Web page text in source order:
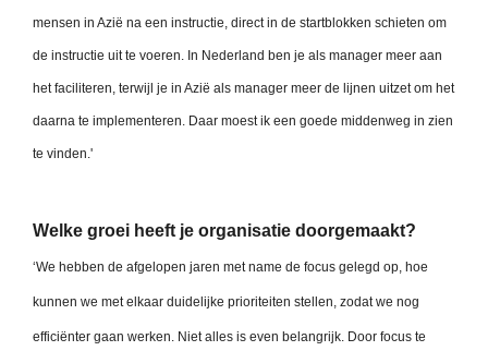
mensen in Azië na een instructie, direct in de startblokken schieten om
de instructie uit te voeren. In Nederland ben je als manager meer aan
het faciliteren, terwijl je in Azië als manager meer de lijnen uitzet om het
daarna te implementeren. Daar moest ik een goede middenweg in zien
te vinden.'
Welke groei heeft je organisatie doorgemaakt?
‘We hebben de afgelopen jaren met name de focus gelegd op, hoe
kunnen we met elkaar duidelijke prioriteiten stellen, zodat we nog
efficiënter gaan werken. Niet alles is even belangrijk. Door focus te